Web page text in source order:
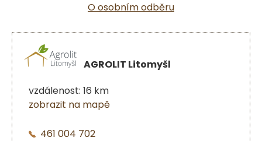
O osobním odběru
AGROLIT Litomyšl
vzdálenost: 16 km
zobrazit na mapě
461 004 702